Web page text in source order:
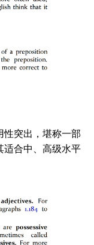
突出，堪称一部
适合中、高级水平